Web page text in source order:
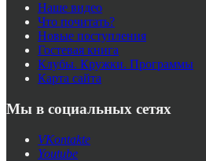
Наше видео
Что почитать?
Новые поступления
Гостевая книга
Клубы. Кружки. Программы
Карта сайта
Мы в социальных сетях
VKontakte
Youtube